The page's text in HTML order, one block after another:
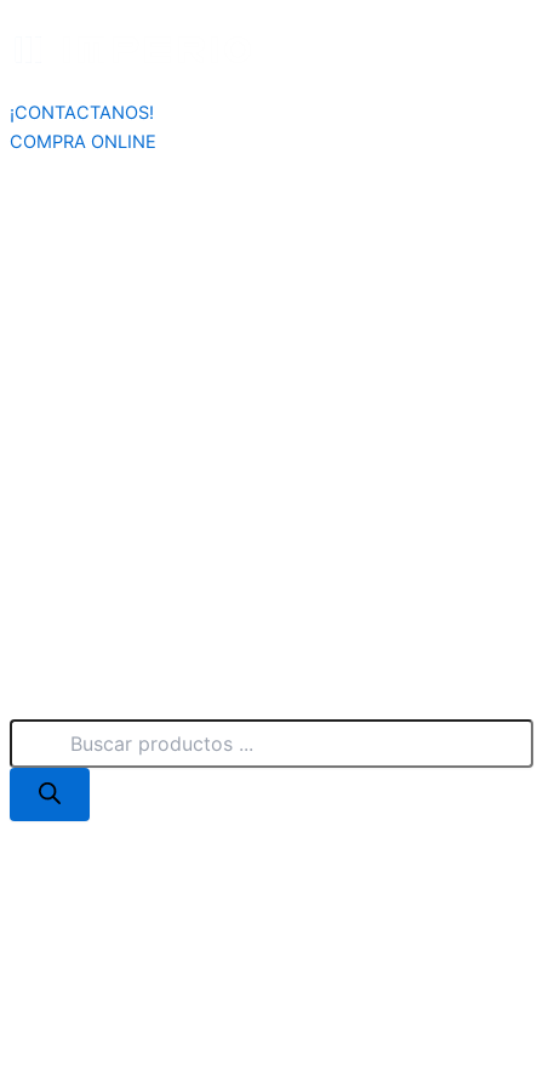
¡CONTACTANOS!
COMPRA ONLINE